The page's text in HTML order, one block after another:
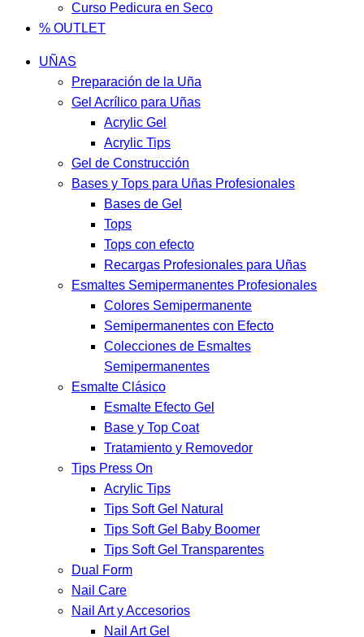
Curso Pedicura en Seco
% OUTLET
UÑAS
Preparación de la Uña
Gel Acrílico para Uñas
Acrylic Gel
Acrylic Tips
Gel de Construcción
Bases y Tops para Uñas Profesionales
Bases de Gel
Tops
Tops con efecto
Recargas Profesionales para Uñas
Esmaltes Semipermanentes Profesionales
Colores Semipermanente
Semipermanentes con Efecto
Colecciones de Esmaltes
Semipermanentes
Esmalte Clásico
Esmalte Efecto Gel
Base y Top Coat
Tratamiento y Removedor
Tips Press On
Acrylic Tips
Tips Soft Gel Natural
Tips Soft Gel Baby Boomer
Tips Soft Gel Transparentes
Dual Form
Nail Care
Nail Art y Accesorios
Nail Art Gel